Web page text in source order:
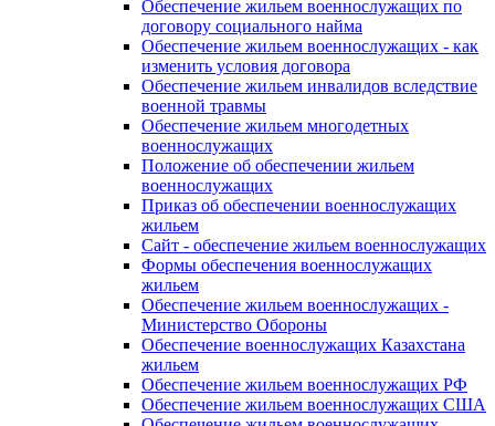
Обеспечение жильем военнослужащих по
договору социального найма
Обеспечение жильем военнослужащих - как
изменить условия договора
Обеспечение жильем инвалидов вследствие
военной травмы
Обеспечение жильем многодетных
военнослужащих
Положение об обеспечении жильем
военнослужащих
Приказ об обеспечении военнослужащих
жильем
Сайт - обеспечение жильем военнослужащих
Формы обеспечения военнослужащих
жильем
Обеспечение жильем военнослужащих -
Министерство Обороны
Обеспечение военнослужащих Казахстана
жильем
Обеспечение жильем военнослужащих РФ
Обеспечение жильем военнослужащих США